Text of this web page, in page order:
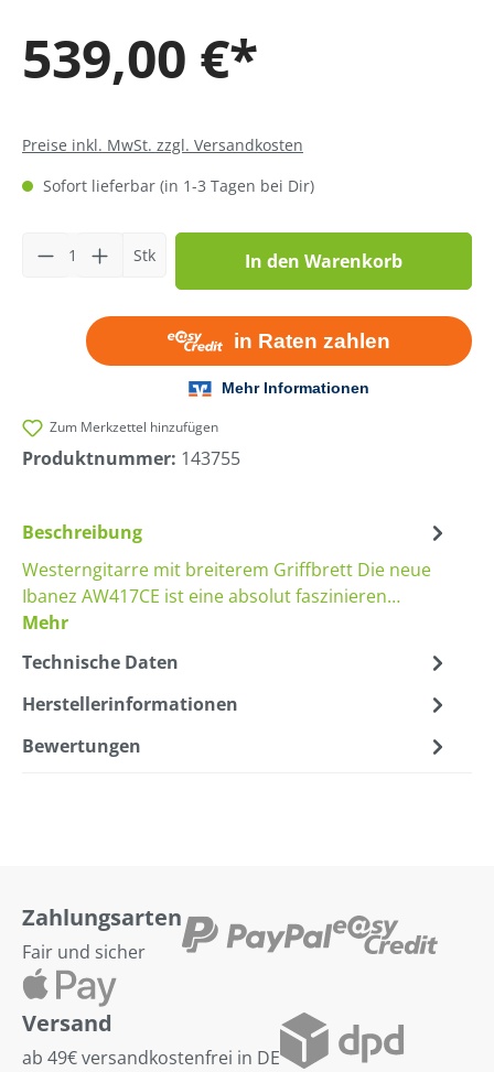
539,00 €*
Preise inkl. MwSt. zzgl. Versandkosten
Sofort lieferbar (in 1-3 Tagen bei Dir)
Produkt Anzahl: Gib den gewünschten
Stk In den Warenkorb
Zum Merkzettel hinzufügen
Produktnummer: 143755
Beschreibung
Westerngitarre mit breiterem Griffbrett Die neue
Ibanez AW417CE ist eine absolut faszinieren…
Mehr
Technische Daten
Herstellerinformationen
Bewertungen
Zahlungsarten
Fair und sicher
Versand
ab 49€ versandkostenfrei in DE